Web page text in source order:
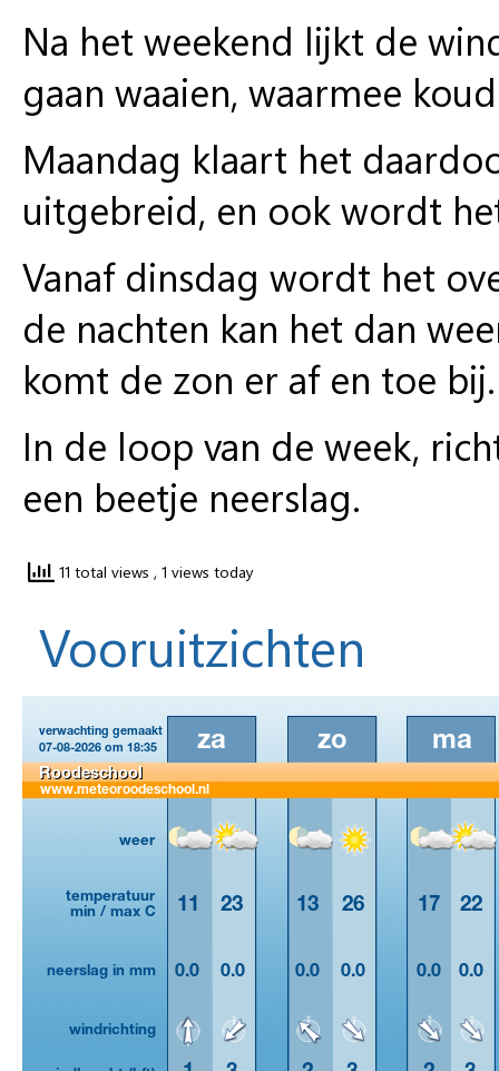
Na het weekend lijkt de
gaan waaien, waarmee
Maandag klaart het
uitgebreid, en ook wordt
Vanaf dinsdag wordt het
de nachten kan het dan
komt de zon er af en toe bij.
In de loop van de week,
een beetje neerslag.
11 total views , 1 views today
Vooruitzichten